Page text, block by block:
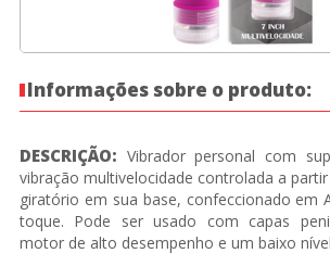
Informações sobre o produto:
DESCRIÇÃO: Vibrador personal com
vibração multivelocidade controlada a
giratório em sua base, confeccionado em
toque. Pode ser usado com capas
motor de alto desempenho e um baixo